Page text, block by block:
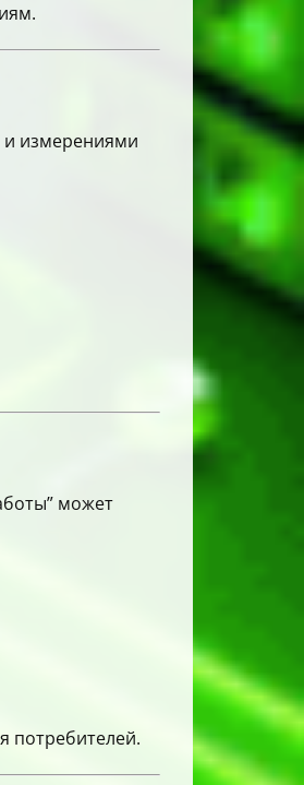
измерениями
может
потребителей.